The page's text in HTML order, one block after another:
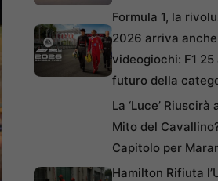
Formula 1, la
2026 arriva
videogiochi: F1
futuro della
La ‘Luce’
Mito del
Capitolo per
Hamilton Rifiuta